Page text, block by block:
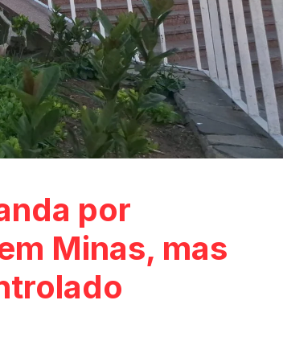
por
Minas, mas